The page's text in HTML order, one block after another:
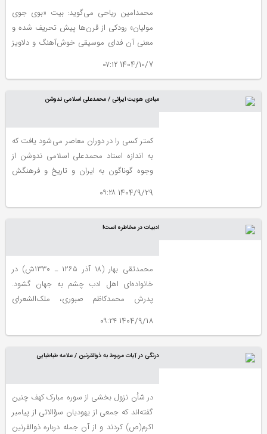
محمدامین ریاحی می‌گوید: بیت «بوی جوی
مولیان» رودکی از قرن‌ها پیش تحریف شده و
معنی آن فدای موسیقی خوش‌آهنگ و دلاویز
1404/10/7 ۰۷:۱۲
مبادی هویت ایرانی / محمدعلی اسلامی ندوشن
کمتر کسی را در دوران معاصر می شود یافت که
به اندازه استاد محمدعلی اسلامی ندوشن از
وجوه گوناگون به ایران و تاریخ و فرهنگش
توانمندی ها، ضعفها و خطرها را بازگو می کند و
1404/9/29 ۰۹:۲۸
ادبیات در مخاطره است!
محمدتقی بهار (۱۸ آذر ۱۲۶۵ ـ ۱۳۳۰ش) در
خانواده‌ای اهل ادب چشم به جهان گشود.
پدرش محمدکاظم صبوری، ملک‌الشعرای
آزادیخواهانه آشنا شد. روح عدالت‌طلب و
همین زمینه ساز ورودش به عرصه روزنامه‌نگاری
و فعالیت‌های سیاسی شد.
1404/9/18 ۰۹:۲۴
درنگی در آیات مربوط به ذوالقرنین / علامه طباطبایی
در شأن نزول بخشی از سوره مبارک کهف چنین
گفته‌اند که جمعی از یهودیان سؤالاتی از پیامبر
اکرم(ص) کردند و از آن جمله درباره ذوالقرنین